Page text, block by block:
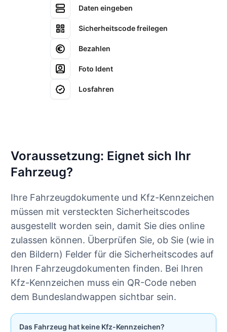
Daten eingeben
Sicherheitscode freilegen
Bezahlen
Foto Ident
Losfahren
Voraussetzung: Eignet sich Ihr
Fahrzeug?
Ihre Fahrzeugdokumente und Kfz-Kennzeichen
müssen mit versteckten Sicherheitscodes
ausgestellt worden sein, damit Sie dies online
zulassen können. Überprüfen Sie, ob Sie (wie in
den Bildern) Felder für die Sicherheitscodes auf
Ihren Fahrzeugdokumenten finden. Bei Ihren
Kfz-Kennzeichen muss ein QR-Code neben
dem Bundeslandwappen sichtbar sein.
Das Fahrzeug hat keine Kfz-Kennzeichen?